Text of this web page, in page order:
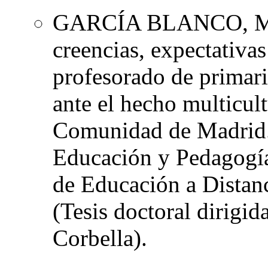
GARCÍA BLANCO,
creencias,
profesorado de
ante el hecho
Comunidad de
Educación y
de Educación a
(Tesis doctoral
Corbella).